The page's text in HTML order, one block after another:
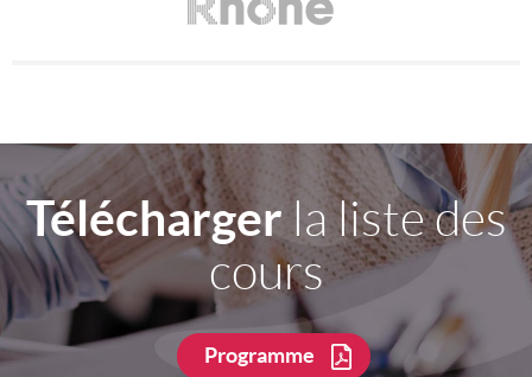
Téléchargerla liste des
cours
Programme